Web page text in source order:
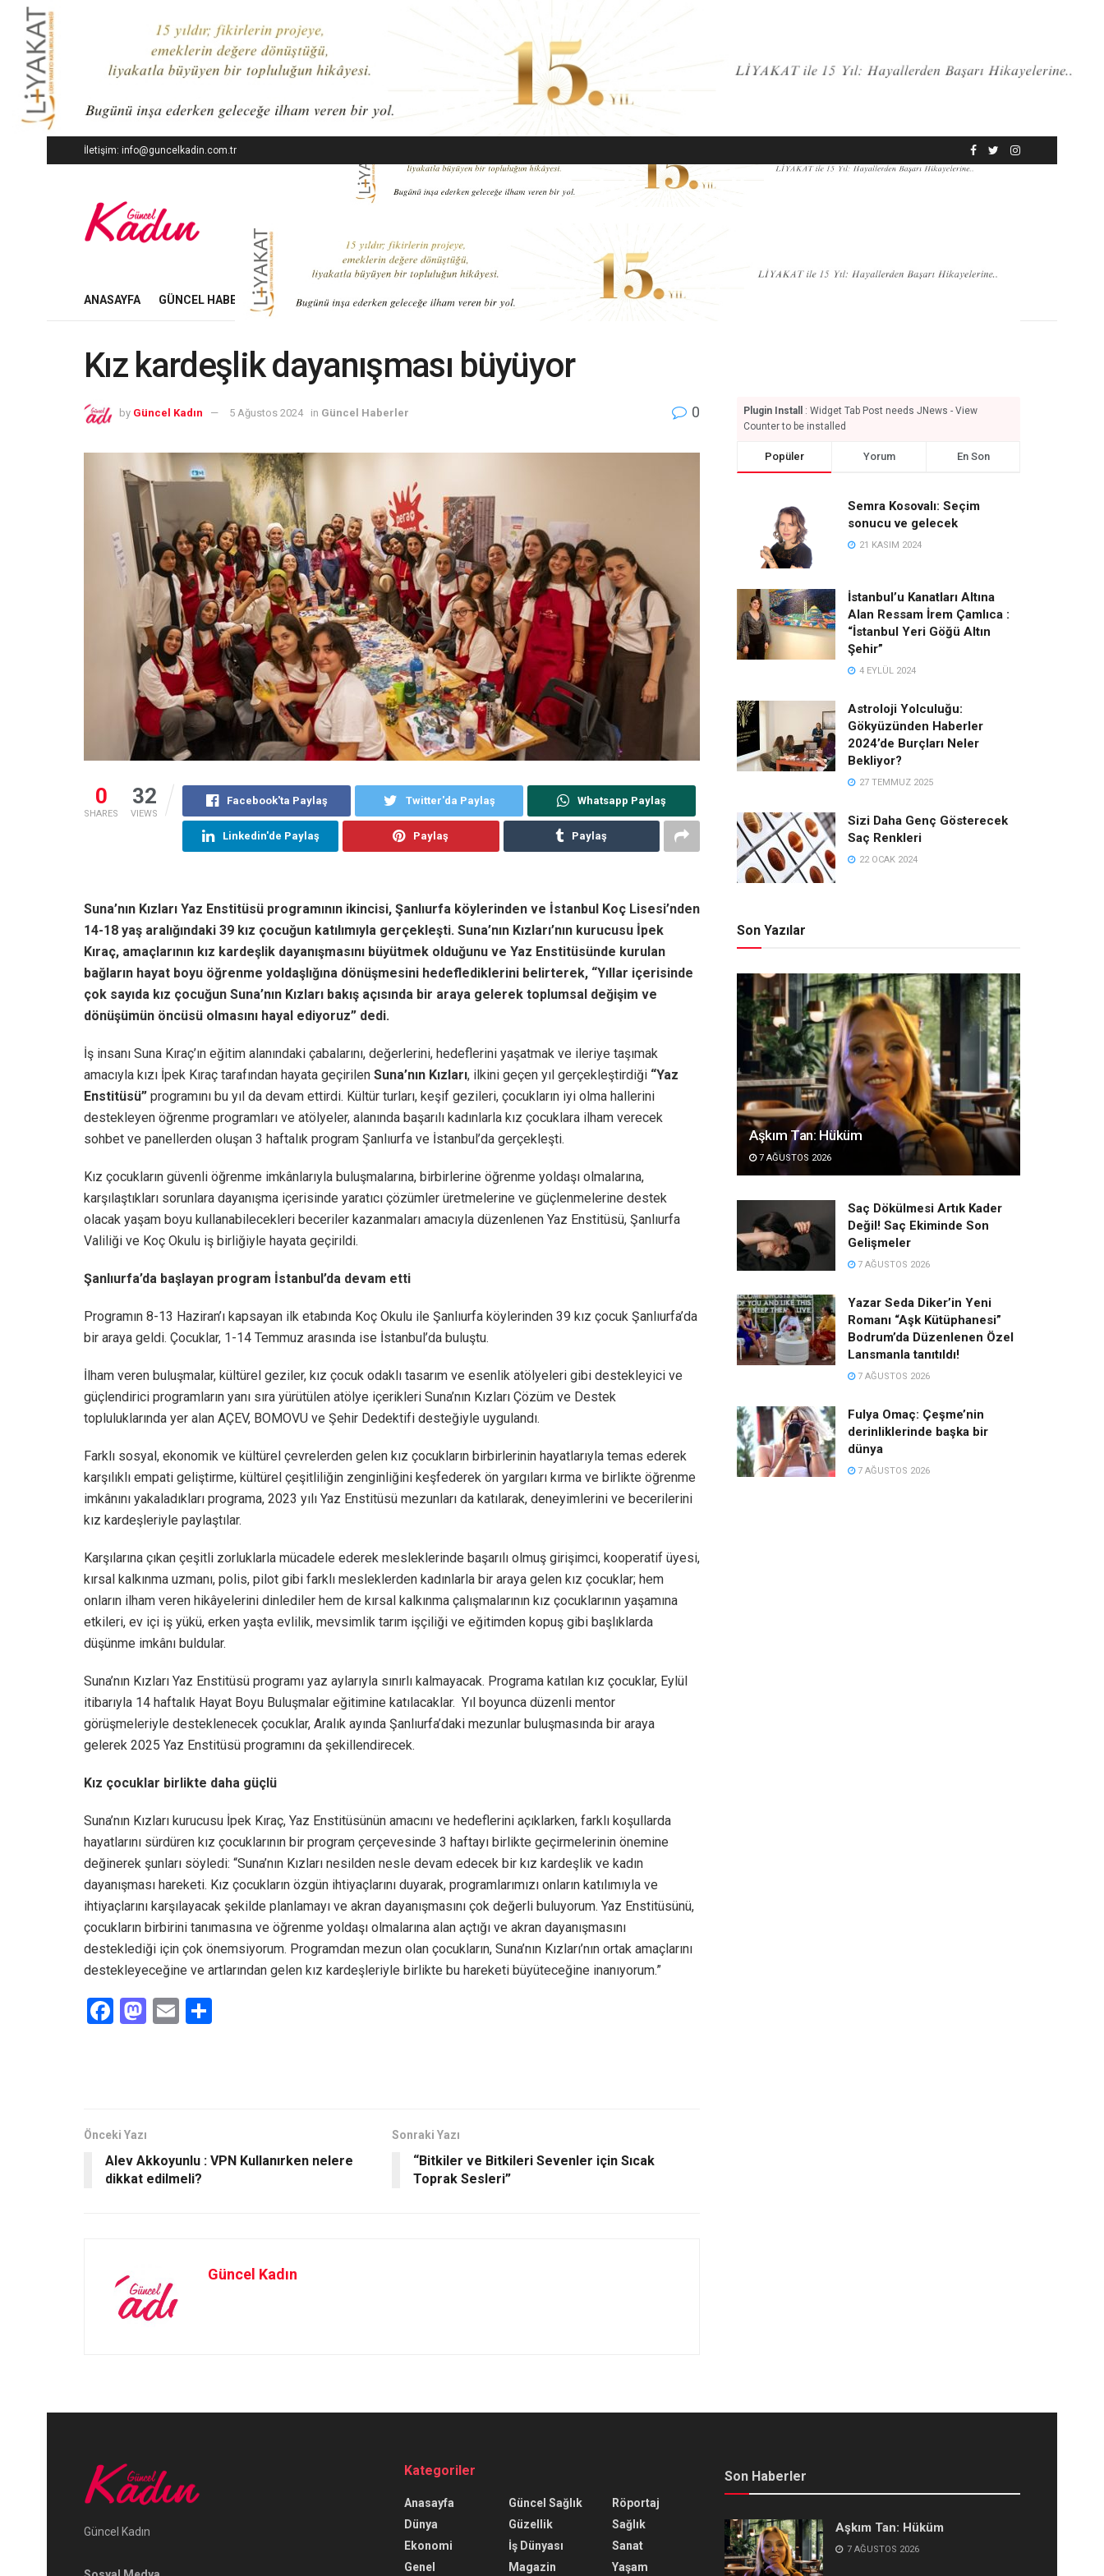
İletişim: info@guncelkadin.com.tr
ANASAYFA GÜNCEL HABERLER İŞ DÜNYASI EKONOMI MODA GÜZELLIK YAŞAM SANAT
Kız kardeşlik dayanışması büyüyor
by Güncel Kadın 5 Ağustos 2024 in Güncel Haberler 0
0
SHARES
32
VIEWS
Facebook'ta Paylaş Twitter'da Paylaş Whatsapp Paylaş
Linkedin'de Paylaş Paylaş Paylaş
Suna’nın Kızları Yaz Enstitüsü programının ikincisi, Şanlıurfa köylerinden ve İstanbul Koç Lisesi’nden
14-18 yaş aralığındaki 39 kız çocuğun katılımıyla gerçekleşti. Suna’nın Kızları’nın kurucusu İpek
Kıraç, amaçlarının kız kardeşlik dayanışmasını büyütmek olduğunu ve Yaz Enstitüsünde kurulan
bağların hayat boyu öğrenme yoldaşlığına dönüşmesini hedeflediklerini belirterek, “Yıllar içerisinde
çok sayıda kız çocuğun Suna’nın Kızları bakış açısında bir araya gelerek toplumsal değişim ve
dönüşümün öncüsü olmasını hayal ediyoruz” dedi.
İş insanı Suna Kıraç’ın eğitim alanındaki çabalarını, değerlerini, hedeflerini yaşatmak ve ileriye taşımak
amacıyla kızı İpek Kıraç tarafından hayata geçirilen Suna’nın Kızları, ilkini geçen yıl gerçekleştirdiği “Yaz
Enstitüsü” programını bu yıl da devam ettirdi. Kültür turları, keşif gezileri, çocukların iyi olma hallerini
destekleyen öğrenme programları ve atölyeler, alanında başarılı kadınlarla kız çocuklara ilham verecek
sohbet ve panellerden oluşan 3 haftalık program Şanlıurfa ve İstanbul’da gerçekleşti.
Kız çocukların güvenli öğrenme imkânlarıyla buluşmalarına, birbirlerine öğrenme yoldaşı olmalarına,
karşılaştıkları sorunlara dayanışma içerisinde yaratıcı çözümler üretmelerine ve güçlenmelerine destek
olacak yaşam boyu kullanabilecekleri beceriler kazanmaları amacıyla düzenlenen Yaz Enstitüsü, Şanlıurfa
Valiliği ve Koç Okulu iş birliğiyle hayata geçirildi.
Şanlıurfa’da başlayan program İstanbul’da devam etti
Programın 8-13 Haziran’ı kapsayan ilk etabında Koç Okulu ile Şanlıurfa köylerinden 39 kız çocuk Şanlıurfa’da
bir araya geldi. Çocuklar, 1-14 Temmuz arasında ise İstanbul’da buluştu.
İlham veren buluşmalar, kültürel geziler, kız çocuk odaklı tasarım ve esenlik atölyeleri gibi destekleyici ve
güçlendirici programların yanı sıra yürütülen atölye içerikleri Suna’nın Kızları Çözüm ve Destek
topluluklarında yer alan AÇEV, BOMOVU ve Şehir Dedektifi desteğiyle uygulandı.
Farklı sosyal, ekonomik ve kültürel çevrelerden gelen kız çocukların birbirlerinin hayatlarıyla temas ederek
karşılıklı empati geliştirme, kültürel çeşitliliğin zenginliğini keşfederek ön yargıları kırma ve birlikte öğrenme
imkânını yakaladıkları programa, 2023 yılı Yaz Enstitüsü mezunları da katılarak, deneyimlerini ve becerilerini
kız kardeşleriyle paylaştılar.
Karşılarına çıkan çeşitli zorluklarla mücadele ederek mesleklerinde başarılı olmuş girişimci, kooperatif üyesi,
kırsal kalkınma uzmanı, polis, pilot gibi farklı mesleklerden kadınlarla bir araya gelen kız çocuklar; hem
onların ilham veren hikâyelerini dinlediler hem de kırsal kalkınma çalışmalarının kız çocuklarının yaşamına
etkileri, ev içi iş yükü, erken yaşta evlilik, mevsimlik tarım işçiliği ve eğitimden kopuş gibi başlıklarda
düşünme imkânı buldular.
Suna’nın Kızları Yaz Enstitüsü programı yaz aylarıyla sınırlı kalmayacak. Programa katılan kız çocuklar, Eylül
itibarıyla 14 haftalık Hayat Boyu Buluşmalar eğitimine katılacaklar. Yıl boyunca düzenli mentor
görüşmeleriyle desteklenecek çocuklar, Aralık ayında Şanlıurfa’daki mezunlar buluşmasında bir araya
gelerek 2025 Yaz Enstitüsü programını da şekillendirecek.
Kız çocuklar birlikte daha güçlü
Suna’nın Kızları kurucusu İpek Kıraç, Yaz Enstitüsünün amacını ve hedeflerini açıklarken, farklı koşullarda
hayatlarını sürdüren kız çocuklarının bir program çerçevesinde 3 haftayı birlikte geçirmelerinin önemine
değinerek şunları söyledi: “Suna’nın Kızları nesilden nesle devam edecek bir kız kardeşlik ve kadın
dayanışması hareketi. Kız çocukların özgün ihtiyaçlarını duyarak, programlarımızı onların katılımıyla ve
ihtiyaçlarını karşılayacak şekilde planlamayı ve akran dayanışmasını çok değerli buluyorum. Yaz Enstitüsünü,
çocukların birbirini tanımasına ve öğrenme yoldaşı olmalarına alan açtığı ve akran dayanışmasını
desteklediği için çok önemsiyorum. Programdan mezun olan çocukların, Suna’nın Kızları’nın ortak amaçlarını
destekleyeceğine ve artlarından gelen kız kardeşleriyle birlikte bu hareketi büyüteceğine inanıyorum.”
F
o
k
M
n
E
Önceki Yazı
Alev Akkoyunlu : VPN Kullanırken nelere
dikkat edilmeli?
Sonraki Yazı
“Bitkiler ve Bitkileri Sevenler için Sıcak
Toprak Sesleri”
Güncel Kadın
Plugin Install
: Widget Tab Post needs JNews - View
Counter to be installed
Popüler Yorum En Son
Semra Kosovalı: Seçim
sonucu ve gelecek
21 KASIM 2024
İstanbul’u Kanatları Altına
Alan Ressam İrem Çamlıca :
“İstanbul Yeri Göğü Altın
Şehir”
4 EYLÜL 2024
Astroloji Yolculuğu:
Gökyüzünden Haberler
2024’de Burçları Neler
Bekliyor?
27 TEMMUZ 2025
Sizi Daha Genç Gösterecek
Saç Renkleri
22 OCAK 2024
Son Yazılar
Aşkım Tan: Hüküm
7 AĞUSTOS 2026
Saç Dökülmesi Artık Kader
Değil! Saç Ekiminde Son
Gelişmeler
7 AĞUSTOS 2026
Yazar Seda Diker’in Yeni
Romanı “Aşk Kütüphanesi”
Bodrum’da Düzenlenen Özel
Lansmanla tanıtıldı!
7 AĞUSTOS 2026
Fulya Omaç: Çeşme’nin
derinliklerinde başka bir
dünya
7 AĞUSTOS 2026
Güncel Kadın
Kategoriler
Anasayfa
Dünya
Ekonomi
Genel
Güncel Sağlık
Güzellik
İş Dünyası
Magazin
Röportaj
Sağlık
Sanat
Yaşam
Son Haberler
Aşkım Tan: Hüküm
7 AĞUSTOS 2026